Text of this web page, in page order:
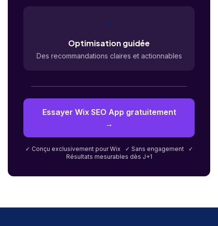
⚡
Optimisation guidée
Des recommandations claires et actionnables
Essayer Wix SEO App gratuitement
→
✓ Conçu exclusivement pour Wix ✓ Sans engagement ✓
Résultats mesurables dès J+1